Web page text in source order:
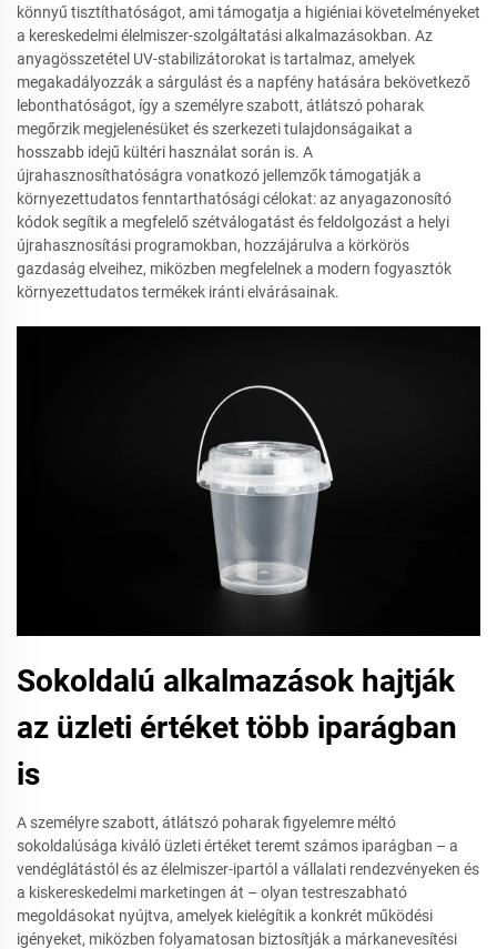
könnyű tisztíthatóságot, ami támogatja a higiéniai követelményeket
a kereskedelmi élelmiszer-szolgáltatási alkalmazásokban. Az
anyagösszetétel UV-stabilizátorokat is tartalmaz, amelyek
megakadályozzák a sárgulást és a napfény hatására bekövetkező
lebonthatóságot, így a személyre szabott, átlátszó poharak
megőrzik megjelenésüket és szerkezeti tulajdonságaikat a
hosszabb idejű kültéri használat során is. A
újrahasznosíthatóságra vonatkozó jellemzők támogatják a
környezettudatos fenntarthatósági célokat: az anyagazonosító
kódok segítik a megfelelő szétválogatást és feldolgozást a helyi
újrahasznosítási programokban, hozzájárulva a körkörös
gazdaság elveihez, miközben megfelelnek a modern fogyasztók
környezettudatos termékek iránti elvárásainak.
Sokoldalú alkalmazások hajtják
az üzleti értéket több iparágban
is
A személyre szabott, átlátszó poharak figyelemre méltó
sokoldalúsága kiváló üzleti értéket teremt számos iparágban – a
vendéglátástól és az élelmiszer-ipartól a vállalati rendezvényeken és
a kiskereskedelmi marketingen át – olyan testreszabható
megoldásokat nyújtva, amelyek kielégítik a konkrét működési
igényeket, miközben folyamatosan biztosítják a márkanevesítési